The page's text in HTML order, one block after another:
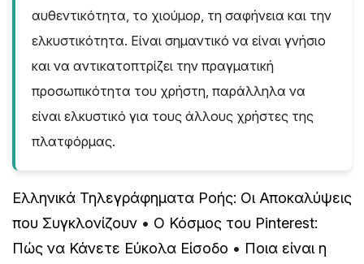
αυθεντικότητα, το χιούμορ, τη σαφήνεια και την
ελκυστικότητα. Είναι σημαντικό να είναι γνήσιο
και να αντικατοπτρίζει την πραγματική
προσωπικότητα του χρήστη, παράλληλα να
είναι ελκυστικό για τους άλλους χρήστες της
πλατφόρμας.
Ελληνικά Τηλεγράφηματα Ροής: Οι Αποκαλύψεις
που Συγκλονίζουν • Ο Κόσμος του Pinterest:
Πώς να Κάνετε Εύκολα Είσοδο • Ποια είναι η